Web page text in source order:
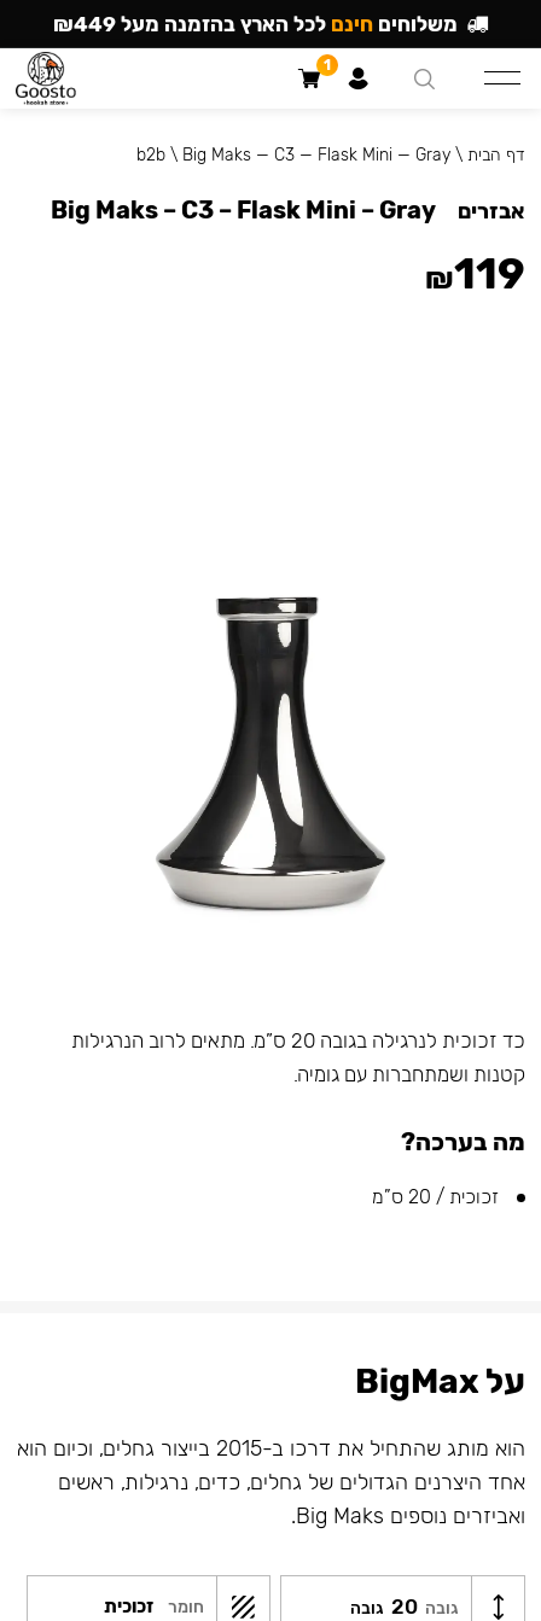
כד זכוכית לנרגילה בגובה 20 ס”מ. מתאים לרוב הנרגילות
קטנות ושמתחברות עם גומיה.
מה בערכה?
זכוכית / 20 ס”מ
דף הבית \
b2b\ Big Maks — C3 — Flask Mini — Gray
אבזרים Big Maks – C3 – Flask Mini – Gray
₪119
על BigMax
הוא מותג שהתחיל את דרכו ב-2015 בייצור גחלים, וכיום הוא
אחד היצרנים הגדולים של גחלים, כדים, נרגילות, ראשים
ואביזרים נוספים Big Maks.
גובה 20 גובה חומר זכוכית
משלוחים חינם לכל הארץ בהזמנה מעל ₪449
1